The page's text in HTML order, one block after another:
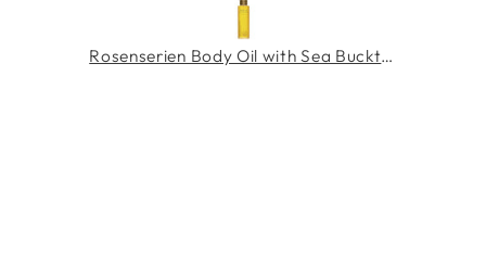
Rosenserien Body Oil with Sea Buckthorn 100 ml